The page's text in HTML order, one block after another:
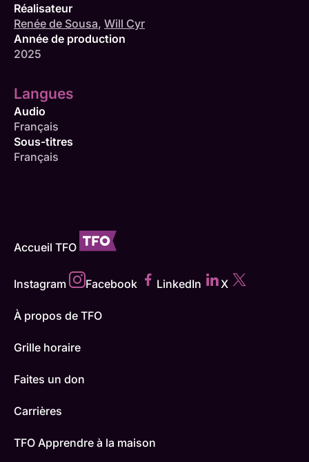
Réalisateur
Renée de Sousa, Will Cyr
Année de production
2025
Langues
Audio
Français
Sous-titres
Français
Accueil TFO
Instagram Facebook LinkedIn X
À propos de TFO
Grille horaire
Faites un don
Carrières
TFO Apprendre à la maison